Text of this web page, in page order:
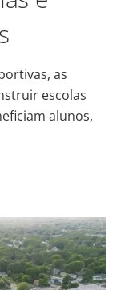
as
escolas
alunos,